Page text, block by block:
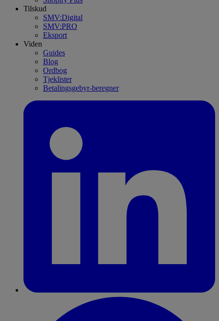
Tilskud
SMV:Digital
SMV:PRO
Eksport
Viden
Guides
Blog
Ordbog
Tjeklister
Betalingsgebyr-beregner